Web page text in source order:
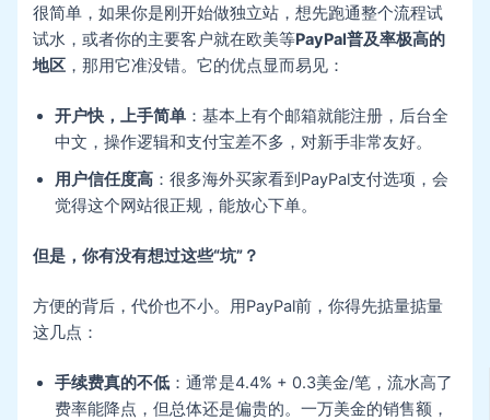
很简单，如果你是刚开始做独立站，想先跑通整个流程试
试水，或者你的主要客户就在欧美等PayPal普及率极高的
地区 ，那用它准没错。它的优点显而易见：
开户快，上手简单 ：基本上有个邮箱就能注册，后台全
中文，操作逻辑和支付宝差不多，对新手非常友好。
用户信任度高 ：很多海外买家看到PayPal支付选项，会
觉得这个网站很正规，能放心下单。
但是，你有没有想过这些“坑”？
方便的背后，代价也不小。用PayPal前，你得先掂量掂量
这几点：
手续费真的不低 ：通常是4.4% + 0.3美金/笔，流水高了
费率能降点，但总体还是偏贵的。一万美金的销售额，